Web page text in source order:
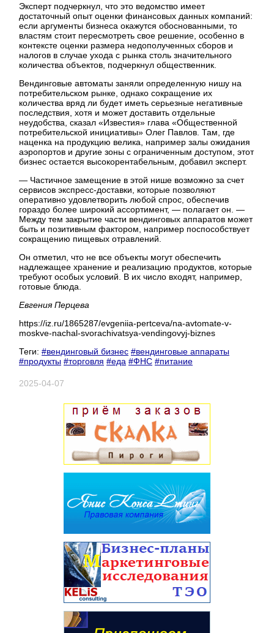
Эксперт подчеркнул, что это ведомство имеет
достаточный опыт оценки финансовых данных компаний:
если аргументы бизнеса окажутся обоснованными, то
властям стоит пересмотреть свое решение, особенно в
контексте оценки размера недополученных сборов и
налогов в случае ухода с рынка столь значительного
количества объектов, подчеркнул общественник.
Вендинговые автоматы заняли определенную нишу на
потребительском рынке, однако сокращение их
количества вряд ли будет иметь серьезные негативные
последствия, хотя и может доставить отдельные
неудобства, сказал «Известия» глава «Общественной
потребительской инициативы» Олег Павлов. Там, где
наценка на продукцию велика, например залы ожидания
аэропортов и другие зоны с ограниченным доступом, этот
бизнес остается высокорентабельным, добавил эксперт.
— Частичное замещение в этой нише возможно за счет
сервисов экспресс-доставки, которые позволяют
оперативно удовлетворить любой спрос, обеспечив
гораздо более широкий ассортимент, — полагает он. —
Между тем закрытие части вендинговых аппаратов может
быть и позитивным фактором, например поспособствует
сокращению пищевых отравлений.
Он отметил, что не все объекты могут обеспечить
надлежащее хранение и реализацию продуктов, которые
требуют особых условий. В их число входят, например,
готовые блюда.
Евгения Перцева
https://iz.ru/1865287/evgeniia-pertceva/na-avtomate-v-
moskve-nachal-svorachivatsya-vendingovyj-biznes
Теги: #вендинговый бизнес #вендинговые аппараты
#продукты #торговля #еда #ФНС #питание
2025-04-07